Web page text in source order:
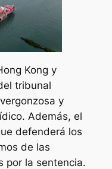
Kong y
tribunal
y
Además, el
defenderá los
de las
por la sentencia.